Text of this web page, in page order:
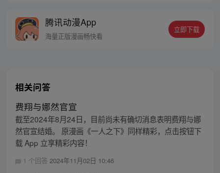
腾讯动漫App
海量正版漫画畅快看
立即下载
相关问答
费翔与娜然官宣
截至2024年8月24日，目前尚未有确切消息表明费翔与娜
然官宣结婚。 原漫画《一人之下》同样精彩，点击按钮下
载 App 立享精彩内容！
1 个回答 2024年11月02日 10:46